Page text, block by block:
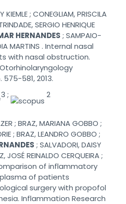
KIEMLE ; CONEGLIAM, PRISCILA
SERGIO HENRIQUE
HERNANDES ; SAMPAIO-
MARTINS . Internal nasal
with nasal obstruction.
581, 2013.
3 ; 2
; BRAZ, MARIANA GOBBO ;
; BRAZ, LEANDRO GOBBO ;
; SALVADORI, DAISY
JOSÉ REINALDO CERQUEIRA ;
of inflammatory
of patients
surgery with propofol
Inflammation Research